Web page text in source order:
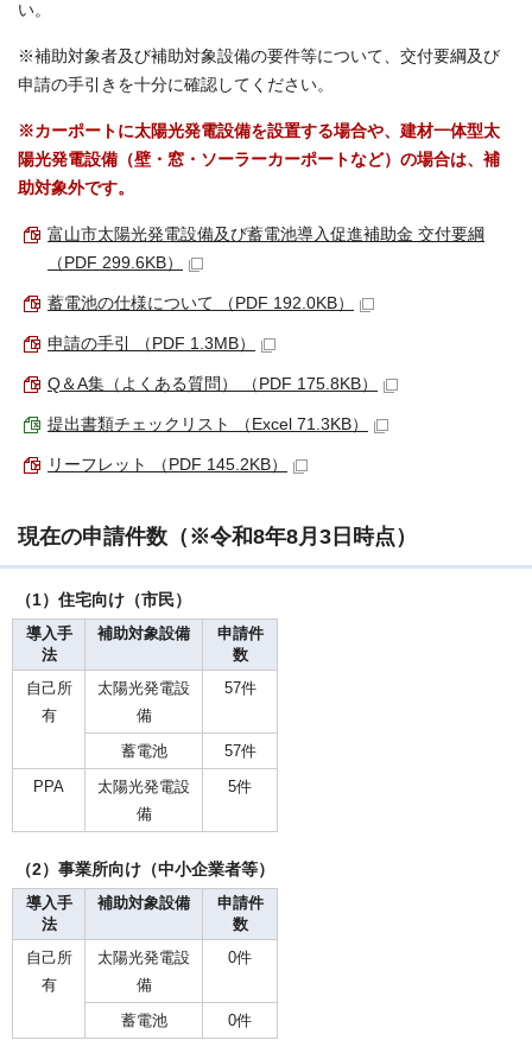
い。
※補助対象者及び補助対象設備の要件等について、交付要綱及び
申請の手引きを十分に確認してください。
※カーポートに太陽光発電設備を設置する場合や、建材一体型太
陽光発電設備（壁・窓・ソーラーカーポートなど）の場合は、補
助対象外です。
富山市太陽光発電設備及び蓄電池導入促進補助金 交付要綱
（PDF 299.6KB）
蓄電池の仕様について （PDF 192.0KB）
申請の手引 （PDF 1.3MB）
Q＆A集（よくある質問） （PDF 175.8KB）
提出書類チェックリスト （Excel 71.3KB）
リーフレット （PDF 145.2KB）
現在の申請件数（※令和8年8月3日時点）
（1）住宅向け（市民）
導入手
法
補助対象設備
申請件
数
自己所
有
太陽光発電設
備
57件
蓄電池
57件
PPA
太陽光発電設
備
5件
（2）事業所向け（中小企業者等）
導入手
法
補助対象設備
申請件
数
自己所
有
太陽光発電設
備
0件
蓄電池 0件